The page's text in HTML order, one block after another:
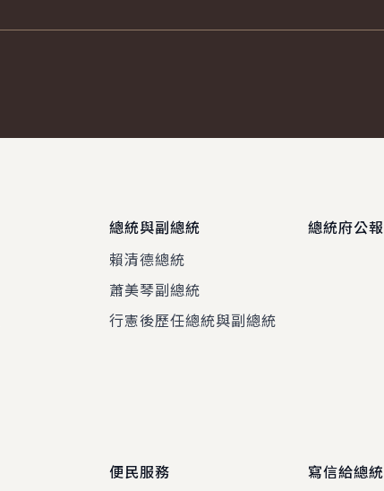
總統與副總統
賴清德總統
蕭美琴副總統
行憲後歷任總統與副總統
總統府公報
便民服務 寫信給總統